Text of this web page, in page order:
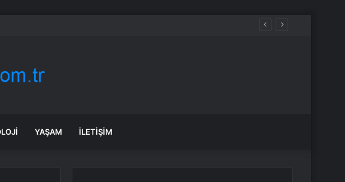
YAŞAM İLETIŞIM